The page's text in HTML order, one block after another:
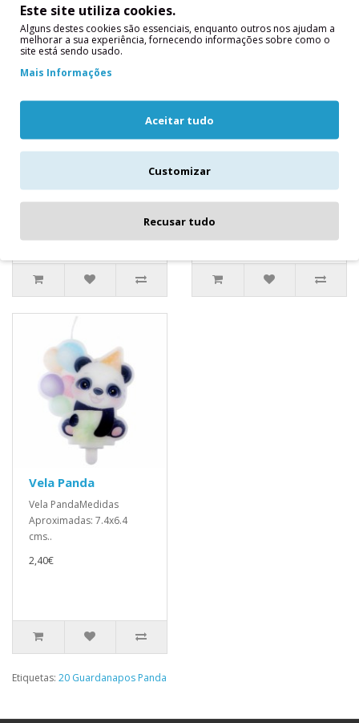
4,60€
Sacos Doces e
Ofertas Panda
PandaMedidas
Aproximadas: 23 x 16.5
Vela Panda
Vela PandaMedidas
Aproximadas: 7.4x6.4
cms..
2,40€
Etiquetas: 20 Guardanapos Panda
Este site utiliza cookies.
Alguns destes cookies são essenciais, enquanto outros nos ajudam a
melhorar a sua experiência, fornecendo informações sobre como o
site está sendo usado.
Mais Informações
Aceitar tudo
Customizar
Recusar tudo